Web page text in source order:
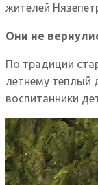
жителей
Они не
По традиции
летнему теплый
воспитанники